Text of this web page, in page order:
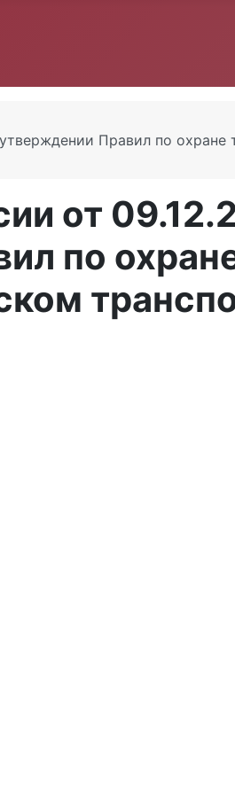
Правил по охране
от
по